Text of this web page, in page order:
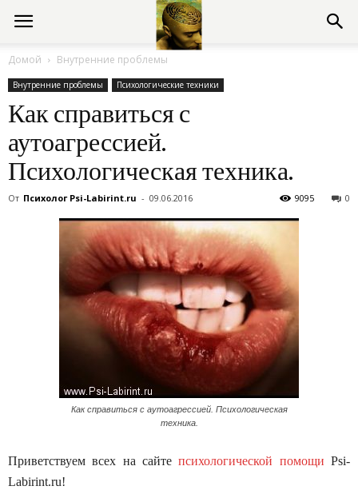
Консультации
психолога
онлайн
Домой Внутренние проблемы
Внутренние проблемы Психологические техники
Как справиться с
аутоагрессией.
Психологическая техника.
От Психолог Psi-Labirint.ru - 09.06.2016 0
9095
Как справиться с аутоагрессией. Психологическая
техника.
Приветствуем всех на сайтепсихологической помощи Psi-
Labirint.ru!